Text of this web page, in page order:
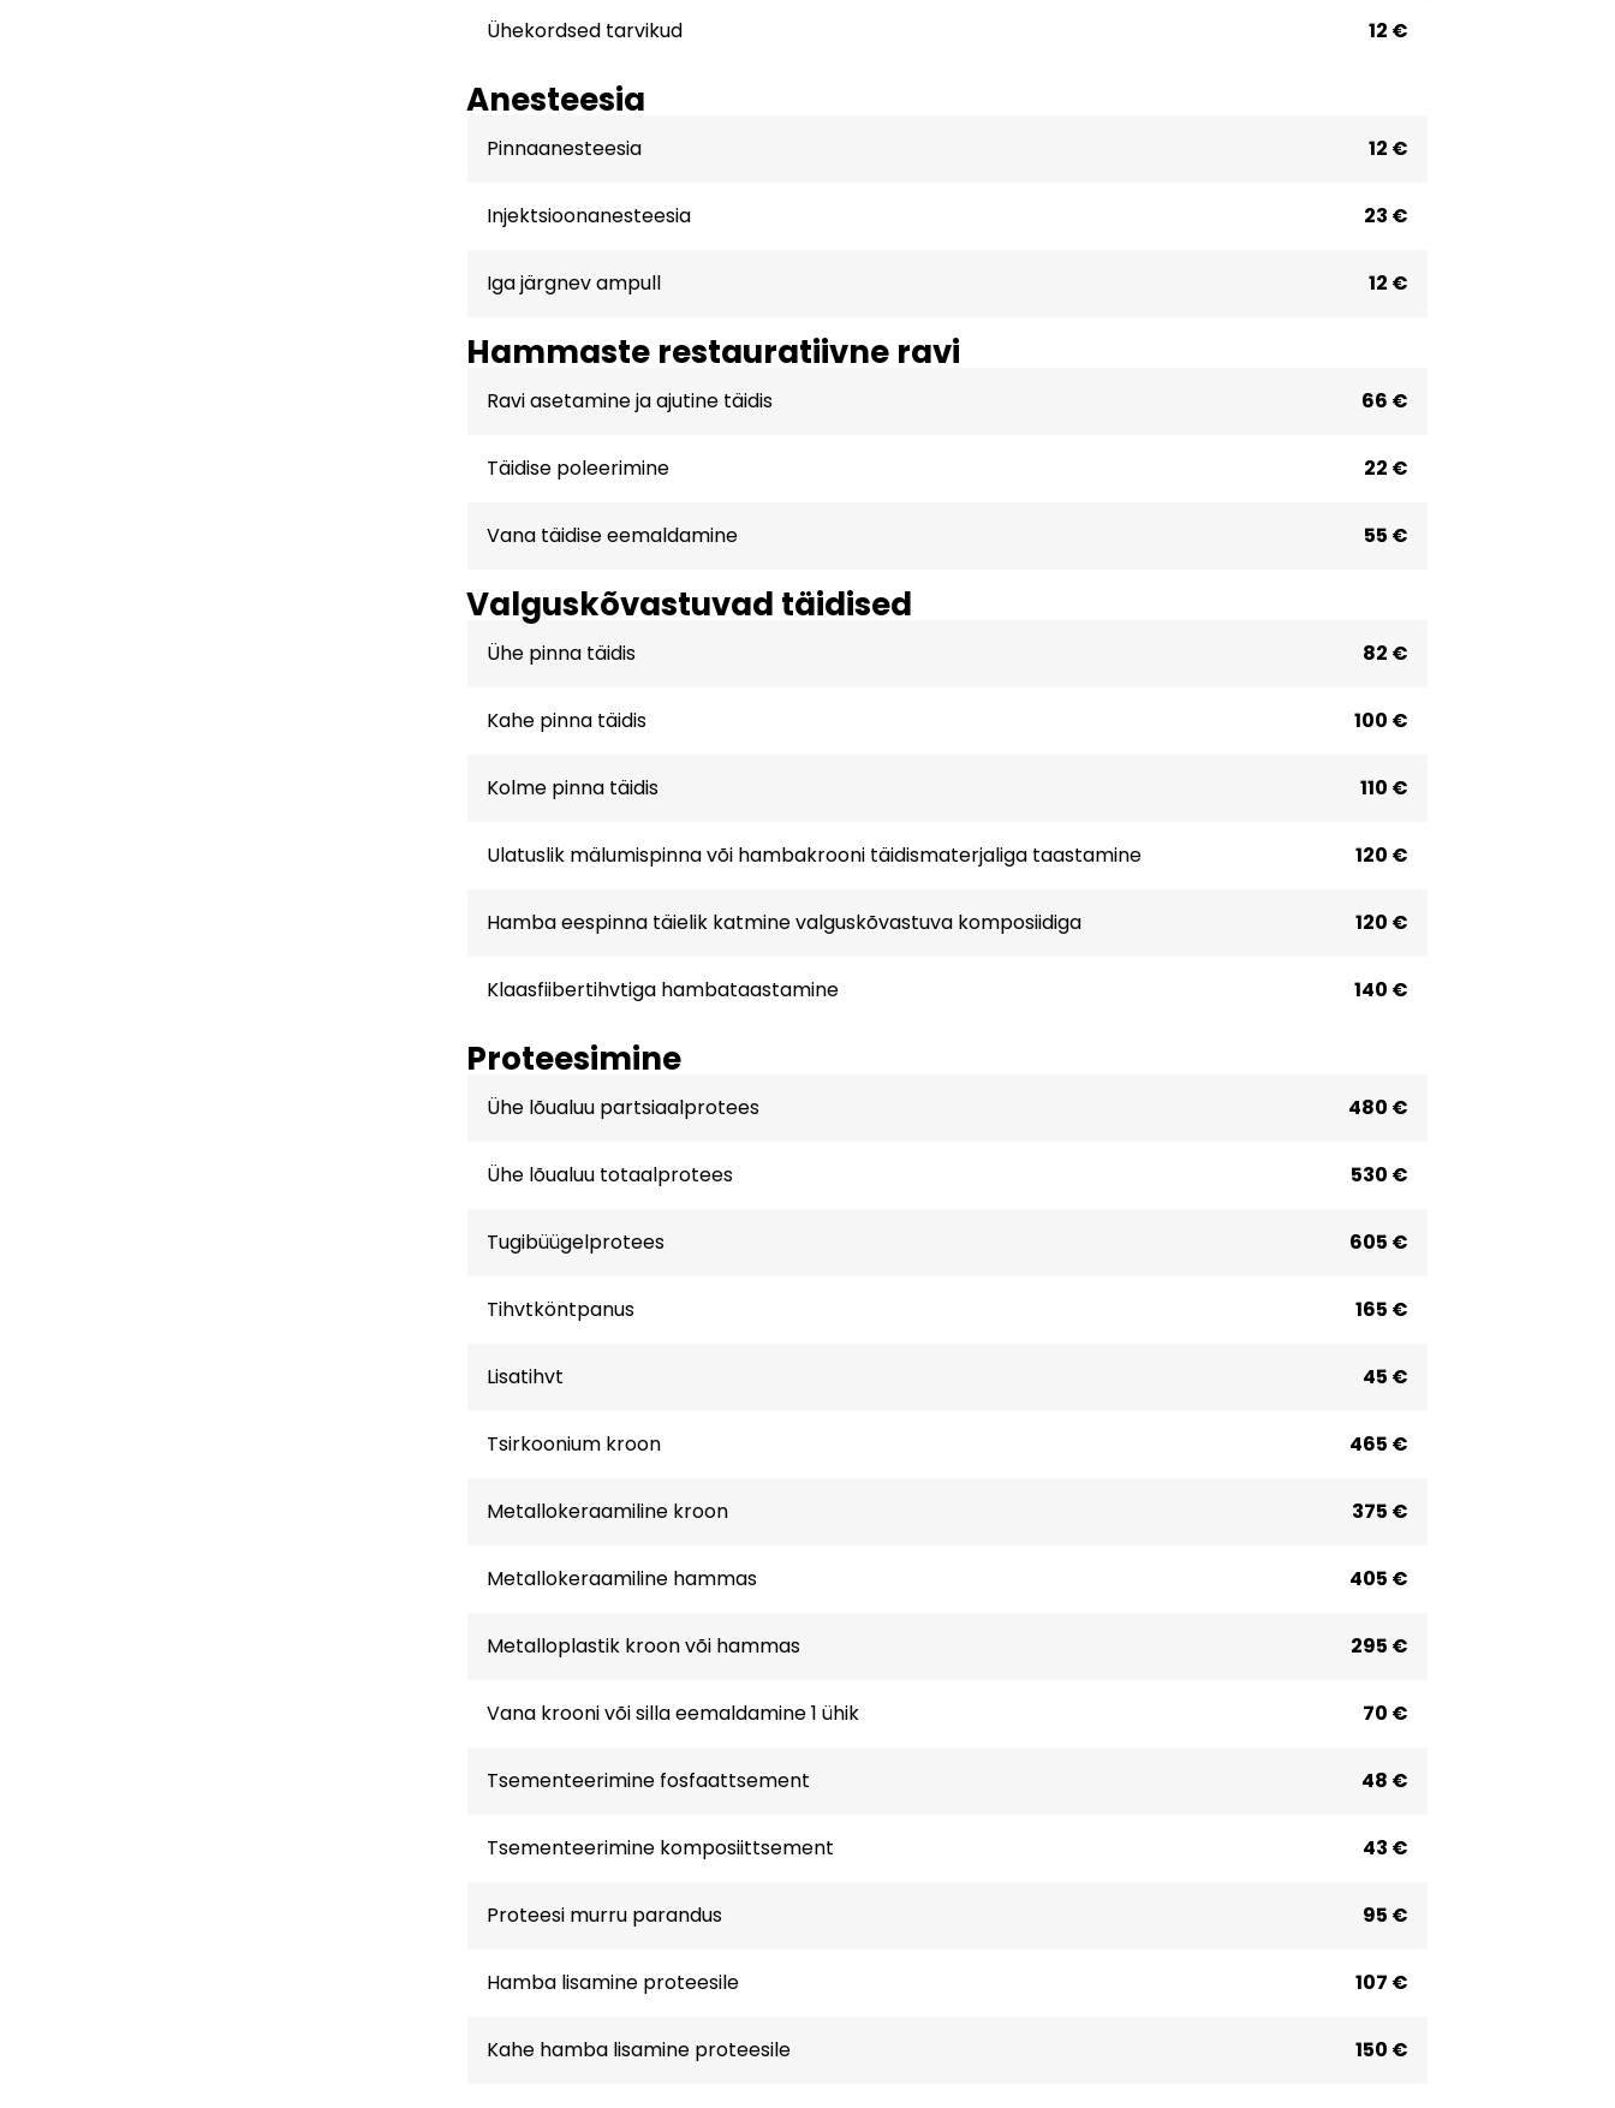
Ühekordsed tarvikud 12 €
Anesteesia
Pinnaanesteesia 12 €
Injektsioonanesteesia 23 €
Iga järgnev ampull 12 €
Hammaste restauratiivne ravi
Ravi asetamine ja ajutine täidis 66 €
Täidise poleerimine 22 €
Vana täidise eemaldamine 55 €
Valguskõvastuvad täidised
Ühe pinna täidis 82 €
Kahe pinna täidis 100 €
Kolme pinna täidis 110 €
Ulatuslik mälumispinna või hambakrooni täidismaterjaliga taastamine 120 €
Hamba eespinna täielik katmine valguskõvastuva komposiidiga 120 €
Klaasfiibertihvtiga hambataastamine 140 €
Proteesimine
Ühe lõualuu partsiaalprotees 480 €
Ühe lõualuu totaalprotees 530 €
Tugibüügelprotees 605 €
Tihvtköntpanus 165 €
Lisatihvt 45 €
Tsirkoonium kroon 465 €
Metallokeraamiline kroon 375 €
Metallokeraamiline hammas 405 €
Metalloplastik kroon või hammas 295 €
Vana krooni või silla eemaldamine 1 ühik 70 €
Tsementeerimine fosfaattsement 48 €
Tsementeerimine komposiittsement 43 €
Proteesi murru parandus 95 €
Hamba lisamine proteesile 107 €
Kahe hamba lisamine proteesile 150 €